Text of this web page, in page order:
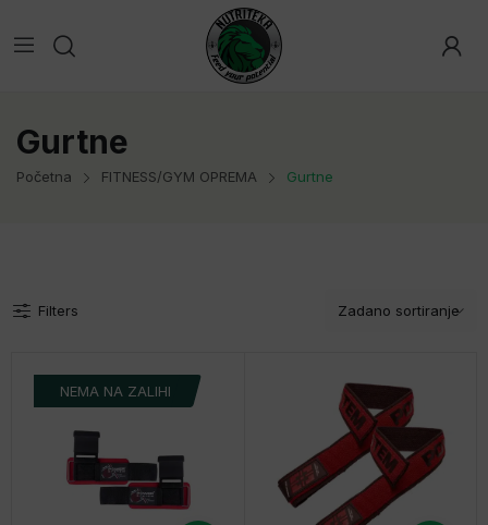
Gurtne
Početna FITNESS/GYM OPREMA Gurtne
Filters
NEMA NA ZALIHI